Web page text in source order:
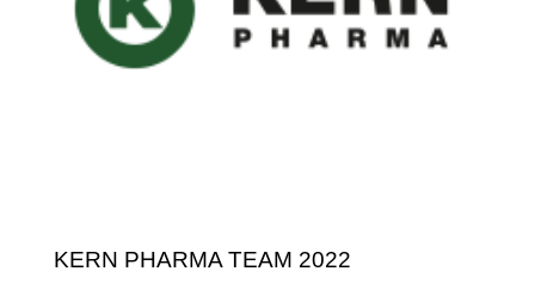
KERN PHARMA TEAM 2022